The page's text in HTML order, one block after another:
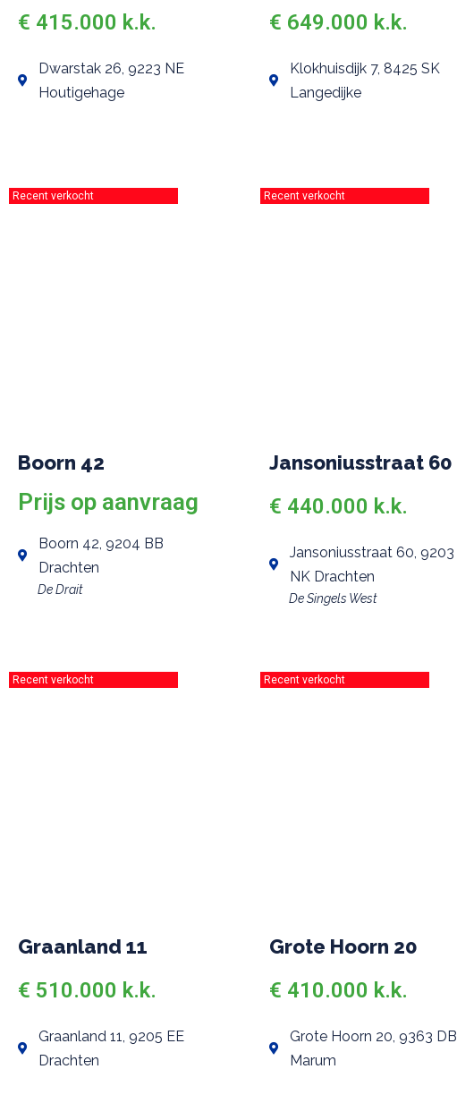
€ 415.000 k.k.
Dwarstak 26, 9223 NE
Houtigehage
€ 649.000 k.k.
Klokhuisdijk 7, 8425 SK
Langedijke
Recent verkocht
Boorn 42
Prijs op aanvraag
Boorn 42, 9204 BB
Drachten
De Drait
Recent verkocht
Jansoniusstraat 60
€ 440.000 k.k.
Jansoniusstraat 60, 9203
NK Drachten
De Singels West
Recent verkocht
Graanland 11
€ 510.000 k.k.
Graanland 11, 9205 EE
Drachten
Recent verkocht
Grote Hoorn 20
€ 410.000 k.k.
Grote Hoorn 20, 9363 DB
Marum